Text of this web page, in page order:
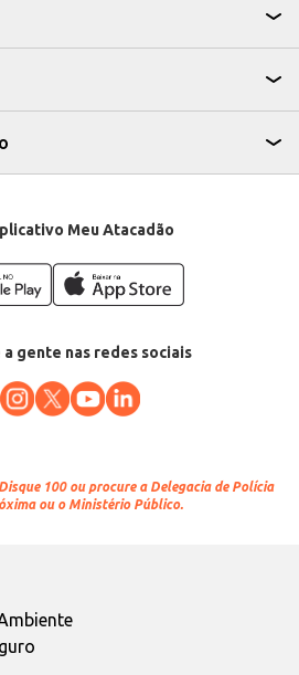
Meu Atacadão
a gente nas redes sociais
100 ou procure a Delegacia de Polícia
ou o Ministério Público.